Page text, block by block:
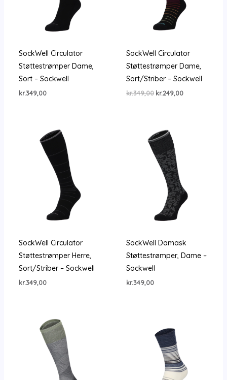
SockWell Circulator
Støttestrømper Dame,
Sort – Sockwell
kr.349,00
SockWell Circulator
Støttestrømper Dame,
Sort/Striber – Sockwell
kr.349,00 Den
kr.249,00Den
SockWell Circulator
Støttestrømper Herre,
Sort/Striber – Sockwell
kr.349,00
SockWell Damask
Støttestrømper, Dame –
Sockwell
kr.349,00